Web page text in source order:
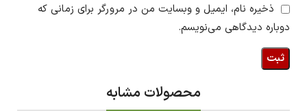
ذخیره نام، ایمیل و وبسایت من در مرورگر برای زمانی که
دوباره دیدگاهی می‌نویسم.
محصولات مشابه